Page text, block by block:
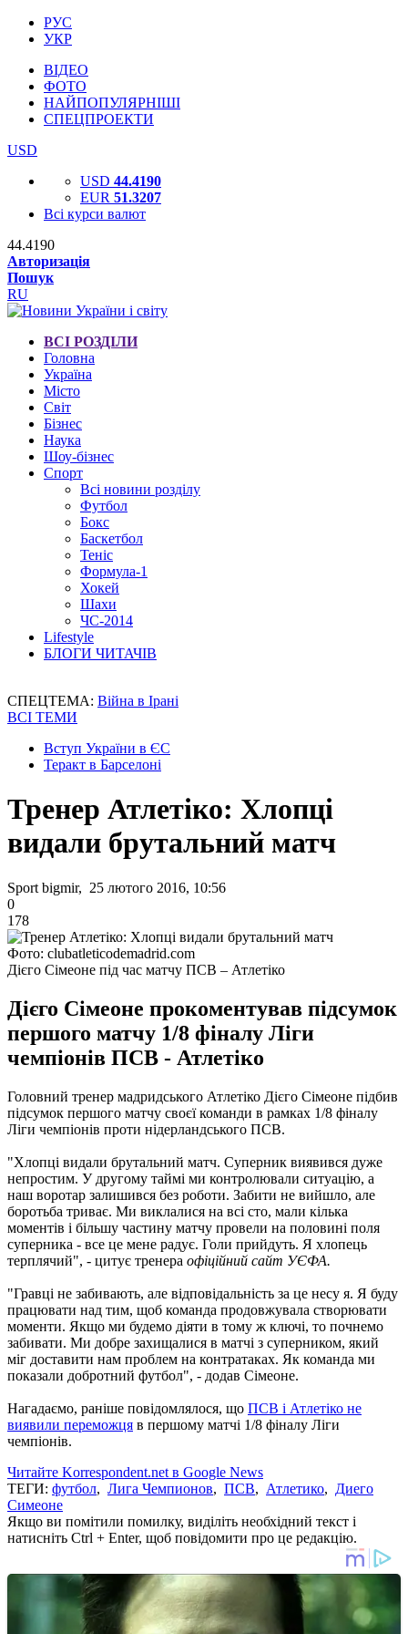
РУС
УКР
ВІДЕО
ФОТО
НАЙПОПУЛЯРНІШІ
СПЕЦПРОЕКТИ
USD
USD 44.4190
EUR 51.3207
Всі курси валют
44.4190
Авторизація
Пошук
RU
ВСІ РОЗДІЛИ
Головна
Україна
Місто
Світ
Бізнес
Наука
Шоу-бізнес
Спорт
Всі новини розділу
Футбол
Бокс
Баскетбол
Теніс
Формула-1
Хокей
Шахи
ЧС-2014
Lifestyle
БЛОГИ ЧИТАЧІВ
СПЕЦТЕМА: Війна в Ірані
ВСІ ТЕМИ
Вступ України в ЄС
Теракт в Барселоні
Тренер Атлетіко: Хлопці
видали брутальний матч
Sport bigmir, 25 лютого 2016, 10:56
0
178
Фото: clubatleticodemadrid.com
Дієго Сімеоне під час матчу ПСВ – Атлетіко
Дієго Сімеоне прокоментував підсумок
першого матчу 1/8 фіналу Ліги
чемпіонів ПСВ - Атлетіко
Головний тренер мадридського Атлетіко Дієго Сімеоне підбив
підсумок першого матчу своєї команди в рамках 1/8 фіналу
Ліги чемпіонів проти нідерландського ПСВ.
"Хлопці видали брутальний матч. Суперник виявився дуже
непростим. У другому таймі ми контролювали ситуацію, а
наш воротар залишився без роботи. Забити не вийшло, але
боротьба триває. Ми виклалися на всі сто, мали кілька
моментів і більшу частину матчу провели на половині поля
суперника - все це мене радує. Голи прийдуть. Я хлопець
терплячий", - цитує тренера офіційний сайт УЄФА.
"Гравці не забивають, але відповідальність за це несу я. Я буду
працювати над тим, щоб команда продовжувала створювати
моменти. Якщо ми будемо діяти в тому ж ключі, то почнемо
забивати. Ми добре захищалися в матчі з суперником, який
міг доставити нам проблем на контратаках. Як команда ми
показали добротний футбол", - додав Сімеоне.
Нагадаємо, раніше повідомлялося, що ПСВ і Атлетіко не
виявили переможця в першому матчі 1/8 фіналу Ліги
чемпіонів.
Читайте Korrespondent.net в Google News
ТЕГИ: футбол, Лига Чемпионов, ПСВ, Атлетико, Диего
Симеоне
Якщо ви помітили помилку, виділіть необхідний текст і
натисніть Ctrl + Enter, щоб повідомити про це редакцію.